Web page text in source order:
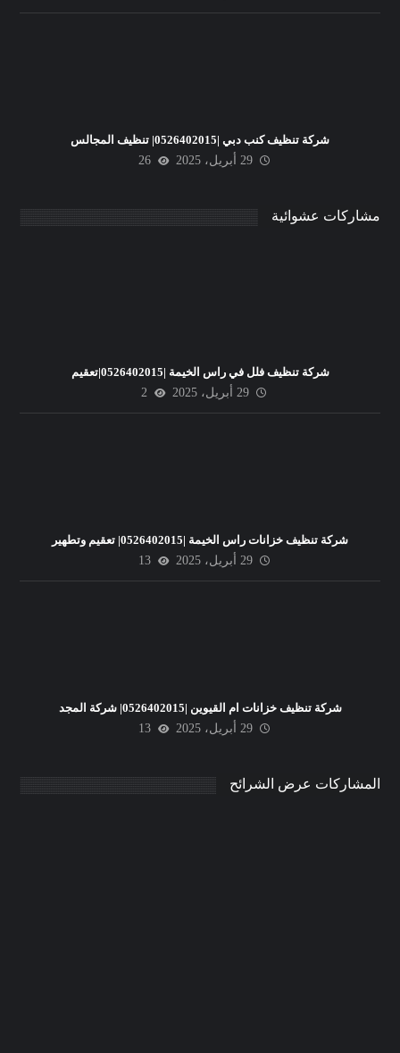
شركة تنظيف كنب دبي |0526402015| تنظيف المجالس
29 أبريل، 2025
26
مشاركات عشوائية
شركة تنظيف فلل في راس الخيمة |0526402015|تعقيم
29 أبريل، 2025
2
شركة تنظيف خزانات راس الخيمة |0526402015| تعقيم وتطهير
29 أبريل، 2025
13
شركة تنظيف خزانات ام القيوين |0526402015| شركة المجد
29 أبريل، 2025
13
المشاركات عرض الشرائح